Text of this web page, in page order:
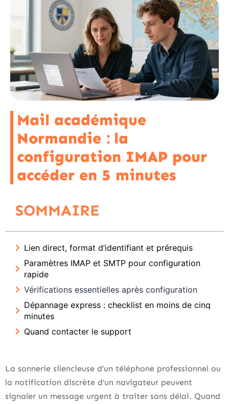
Mail académique
Normandie : la
configuration IMAP pour
accéder en 5 minutes
SOMMAIRE
Lien direct, format d’identifiant et prérequis
Paramètres IMAP et SMTP pour configuration
rapide
Vérifications essentielles après configuration
Dépannage express : checklist en moins de cinq
minutes
Quand contacter le support
La sonnerie silencieuse d’un téléphone professionnel ou
la notification discrète d’un navigateur peuvent
signaler un message urgent à traiter sans délai. Quand